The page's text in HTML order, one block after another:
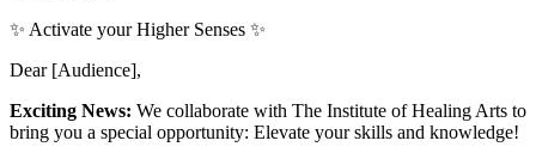
✨ Activate your Higher Senses ✨
Dear [Audience],
Exciting News: We collaborate with The Institute of Healing Arts to
bring you a special opportunity: Elevate your skills and knowledge!